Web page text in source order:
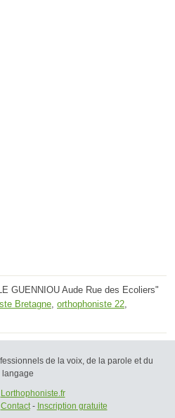
GUENNIOU Aude Rue des Ecoliers"
Bretagne orthophoniste 22
de la voix, de la parole et du
langage
Lorthophoniste.fr
Contact- Inscription gratuite